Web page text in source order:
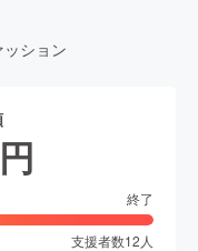
ッション
円
終了
支援者数12 人